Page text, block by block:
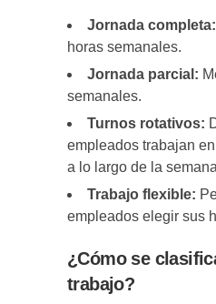
Jornada completa:
horas semanales.
Jornada parcial:
semanales.
Turnos rotativos:
empleados trabajan
a lo largo de la
Trabajo flexible:
empleados elegir sus
¿Cómo se
trabajo?